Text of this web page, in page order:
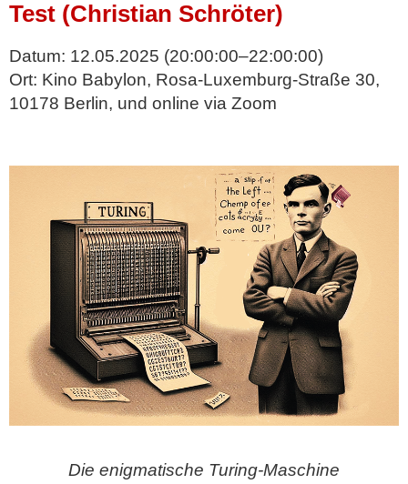
Test (Christian Schröter)
Datum: 12.05.2025 (20:00:00–22:00:00)
Ort: Kino Babylon, Rosa-Luxemburg-Straße 30,
10178 Berlin, und online via Zoom
Die enigmatische Turing-Maschine